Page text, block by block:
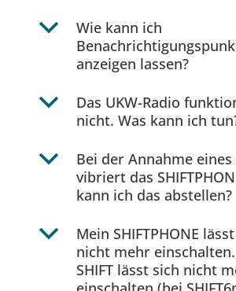
b
Wie kann ich
anzeigen lassen?
b
Das UKW-Radio
nicht. Was kann ich
b
Bei der Annahme
vibriert das
kann ich das abstellen?
b
Mein SHIFTPHONE
nicht mehr
SHIFT lässt sich nicht